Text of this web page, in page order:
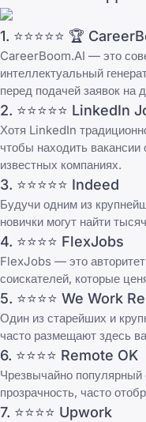
1. ⭐⭐⭐⭐⭐ 🏆
CareerBoom.AI — это
интеллектуальный
перед подачей заявок на
2. ⭐⭐⭐⭐⭐ LinkedIn
Хотя LinkedIn
чтобы находить
известных компаниях.
3. ⭐⭐⭐⭐⭐ Indeed
Будучи одним из
новички могут найти
4. ⭐⭐⭐⭐ FlexJobs
FlexJobs — это
соискателей, которые
5. ⭐⭐⭐⭐ We Work
Один из старейших и
часто размещают здесь
6. ⭐⭐⭐⭐ Remote OK
Чрезвычайно
прозрачность, часто
7. ⭐⭐⭐⭐ Upwork